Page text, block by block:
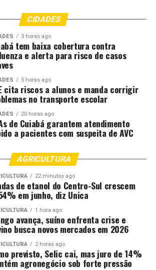
VG
VG
VG
VG
CIDADES
3 horas ago
tem baixa cobertura contra
e alerta para risco de casos
5 horas ago
cita riscos a alunos e manda corrigir
no transporte escolar
20 horas ago
de Cuiabá garantem atendimento
a pacientes com suspeita de AVC
AGRICULTURA
22 minutos ago
de etanol do Centro-Sul crescem
em junho, diz Unica
1 hora ago
avança, suíno enfrenta crise e
busca novos mercados em 2026
2 horas ago
previsto, Selic cai, mas juro de 14%
agronegócio sob forte pressão